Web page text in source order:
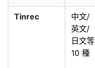
Tinrec
中文/
英文/
日文等
10 種